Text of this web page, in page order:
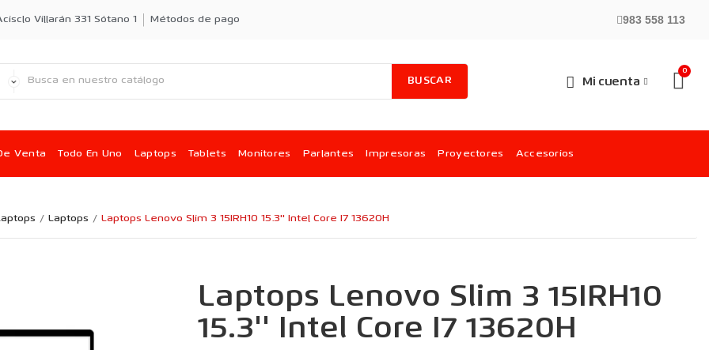
Villarán 331 Sótano 1 Métodos de pago 983 558 113
BUSCAR Mi cuenta
Venta Todo En Uno Laptops Tablets Monitores Parlantes Impresoras Proyectores Accesorios
Laptops Laptops Lenovo Slim 3 15IRH10 15.3'' Intel Core I7 13620H
Laptops Lenovo Slim 3 15IRH10
15.3'' Intel Core I7 13620H